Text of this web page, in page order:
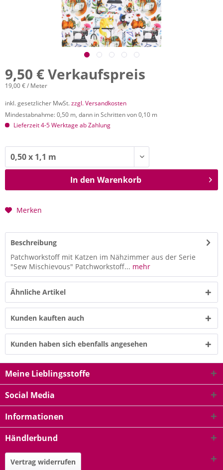
9,50 € Verkaufspreis
19,00 € / Meter
inkl. gesetzlicher MwSt.zzgl. Versandkosten
Mindestabnahme: 0,50 m, dann in Schritten von 0,10 m
Lieferzeit 4-5 Werktage ab Zahlung
In den Warenkorb
Merken
Beschreibung
Patchworkstoff mit Katzen im Nähzimmer aus der Serie
"Sew Mischievous" Patchworkstoff... mehr
Ähnliche Artikel
Kunden kauften auch
Kunden haben sich ebenfalls angesehen
Meine Lieblingsstoffe
Social Media
Informationen
Händlerbund
Vertrag widerrufen